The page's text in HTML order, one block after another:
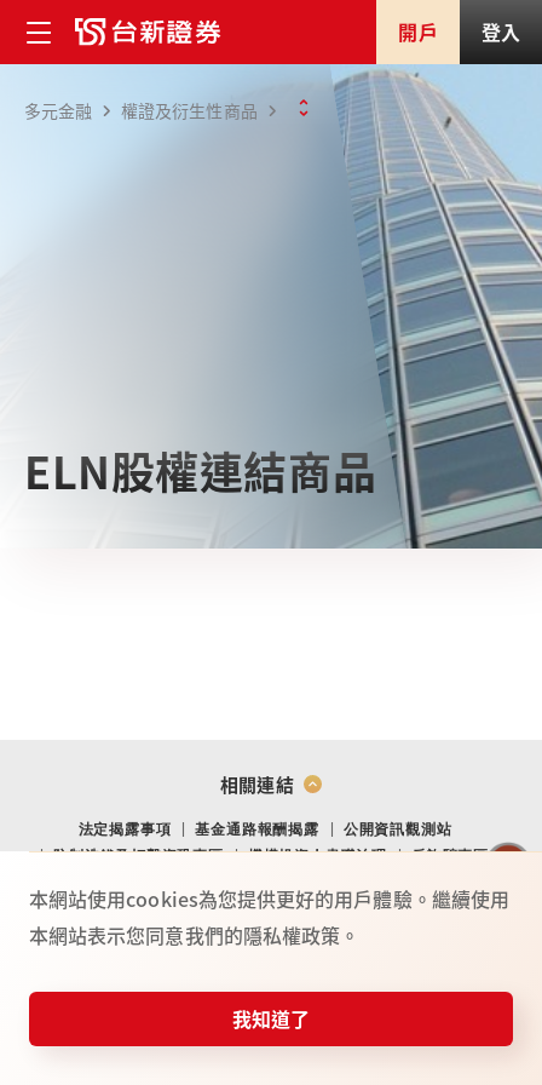
開戶 登入
多元金融 權證及衍生性商品
ELN股權連結商品
相關連結
法定揭露事項 基金通路報酬揭露
公開資訊觀測站
防制洗錢及打擊資恐專區
機構投資人盡職治理
反詐騙專區
台新證券服務專線：02-4050-9799．02-2708-3972．0800-088-148
115年金管證總字第 0025號
憑證快遞 投資誌 常見問題服務據點 反詐騙
本網站使用cookies為您提供更好的用戶體驗。繼續使用
本網站表示您同意我們的隱私權政策。
我知道了